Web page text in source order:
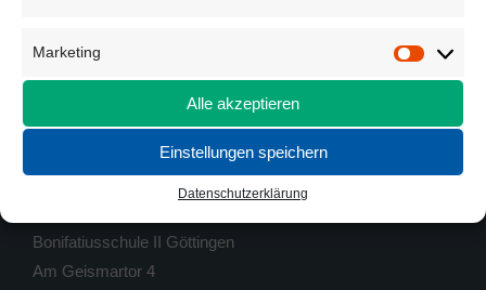
Marketing
Alle akzeptieren
Einstellungen speichern
Datenschutzerklärung
Bonifatiusschule II Göttingen
Am Geismartor 4